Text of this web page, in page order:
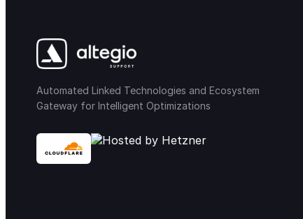
Automated Linked Technologies and Ecosystem
Gateway for Intelligent Optimizations